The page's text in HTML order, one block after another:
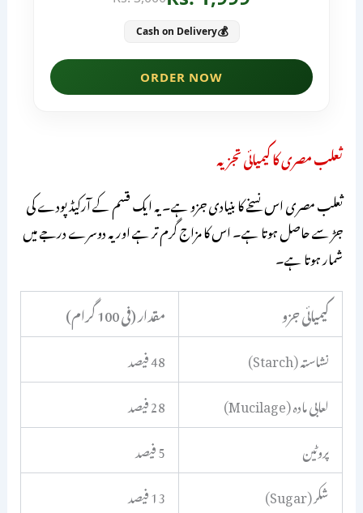
ثعلب مصری کا کیمیائی تجزیہ
ثعلب مصری اس نسخے کا بنیادی جزو ہے۔ یہ ایک قسم کے آرکیڈ پودے کی
جڑ سے حاصل ہوتا ہے۔ اس کا مزاج گرم تر ہے اور یہ دوسرے درجے میں
شمار ہوتا ہے۔
کیمیائی جزو
مقدار (فی 100 گرام)
نشاستہ (Starch)
48 فیصد
لعابی مادہ (Mucilage)
28 فیصد
پروٹین
5 فیصد
شکر (Sugar)
13 فیصد